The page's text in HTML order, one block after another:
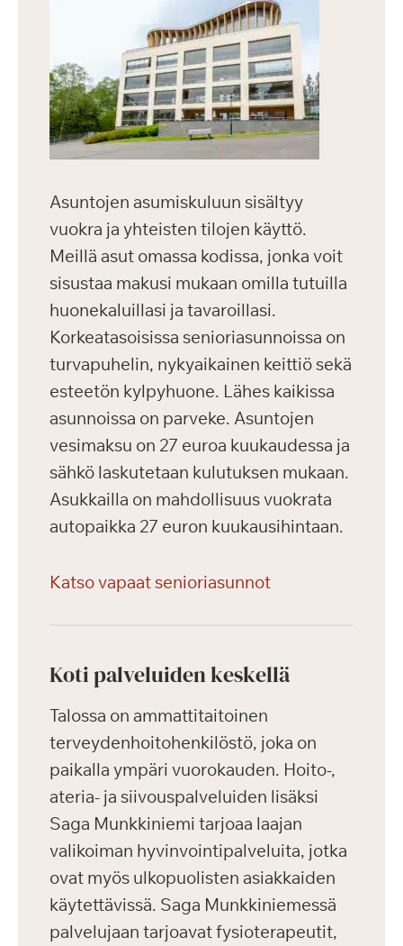
Asuntojen asumiskuluun sisältyy
vuokra ja yhteisten tilojen käyttö.
Meillä asut omassa kodissa, jonka voit
sisustaa makusi mukaan omilla tutuilla
huonekaluillasi ja tavaroillasi.
Korkeatasoisissa senioriasunnoissa on
turvapuhelin, nykyaikainen keittiö sekä
esteetön kylpyhuone. Lähes kaikissa
asunnoissa on parveke. Asuntojen
vesimaksu on 27 euroa kuukaudessa ja
sähkö laskutetaan kulutuksen mukaan.
Asukkailla on mahdollisuus vuokrata
autopaikka 27 euron kuukausihintaan.
Katso vapaat senioriasunnot
Koti palveluiden keskellä
Talossa on ammattitaitoinen
terveydenhoitohenkilöstö, joka on
paikalla ympäri vuorokauden. Hoito-,
ateria- ja siivouspalveluiden lisäksi
Saga Munkkiniemi tarjoaa laajan
valikoiman hyvinvointipalveluita, jotka
ovat myös ulkopuolisten asiakkaiden
käytettävissä. Saga Munkkiniemessä
palvelujaan tarjoavat fysioterapeutit,